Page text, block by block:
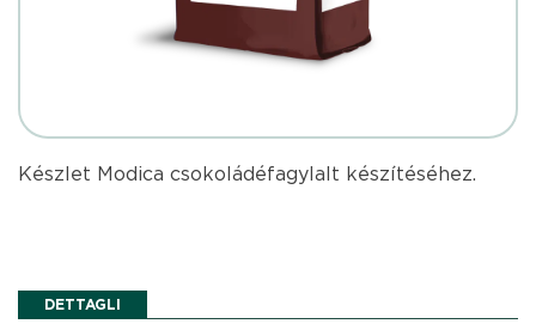
Készlet Modica csokoládéfagylalt készítéséhez.
DETTAGLI